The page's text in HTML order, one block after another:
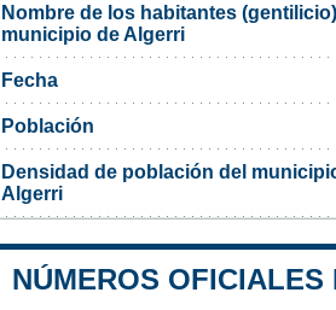
Nombre de los habitantes
municipio de Algerri
Fecha
Población
Densidad de población del
Algerri
NÚMEROS